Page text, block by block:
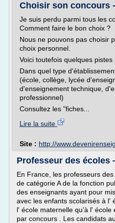
Choisir son concours
Je suis perdu parmi tous les
Comment faire le bon choix ?
Nous ne pouvons pas choisir
choix personnel.
Voici toutefois quelques
Dans quel type
(école, collège, lycée
d'enseignement technique,
professionnel)
Consultez les "fiches...
Lire la suite
Site : http://
Professeur des
En France, les professeurs
de catégorie A de la fonction
des enseignants ayant pour
avec les enfants scolarisés à l'
l' école maternelle qu'à l' école
par concours . Les candidats